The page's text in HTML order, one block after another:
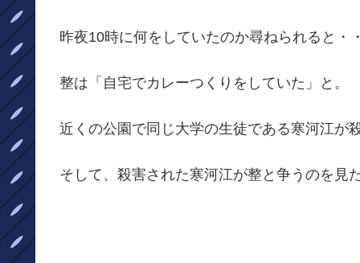
昨夜10時に何をしていたのか尋ねられると・
整は「自宅でカレーつくりをしていた」と。
近くの公園で同じ大学の生徒である寒河江が
そして、殺害された寒河江が整と争うのを見